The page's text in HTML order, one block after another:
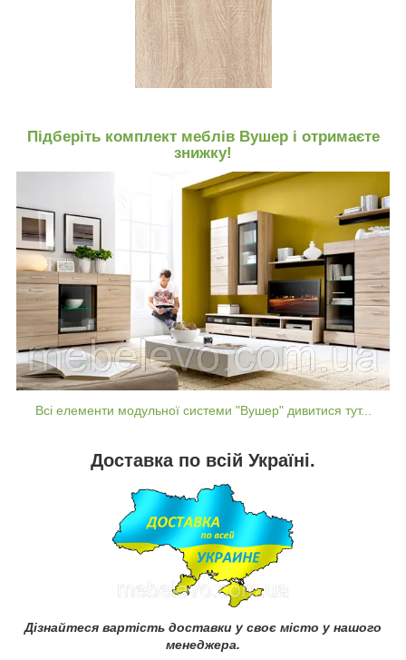
Підберіть комплект меблів Вушер і отримаєте
знижку!
Всі елементи модульної системи "Вушер" дивитися тут...
Доставка по всій Україні.
Дізнайтеся вартість доставки у своє місто у нашого
менеджера.